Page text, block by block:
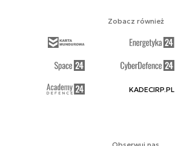
Zobacz również
KADECIRP.PL